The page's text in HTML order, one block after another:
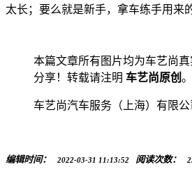
太长；要么就是新手，拿车练手用来的
本篇文章所有图片均为车艺尚
分享！转载请注明 车艺尚原创 。
车艺尚汽车服务（上海）有限公
编辑时间： 2022-03-31 11:13:52 阅读次数：